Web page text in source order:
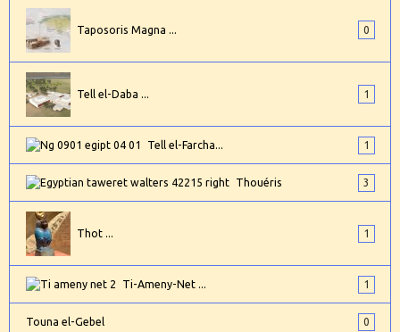
Taposoris Magna ... 0
Tell el-Daba ... 1
Tell el-Farcha... 1
Thouéris 3
Thot ... 1
Ti-Ameny-Net ... 1
Touna el-Gebel 0